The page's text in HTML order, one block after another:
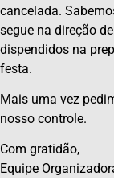
cancelada.
segue na direção
dispendidos na
festa.
Mais uma vez
nosso controle.
Com gratidão,
Equipe